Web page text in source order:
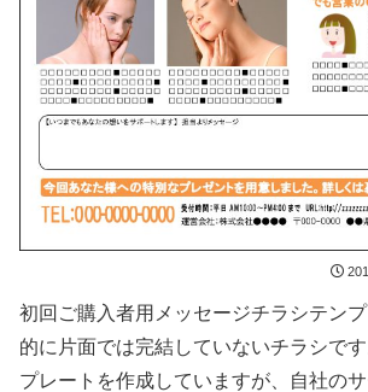
初回ご購入者用メッセージチラシテン
的に片面では完結していないチラシで
プレートを作成していますが、自社の